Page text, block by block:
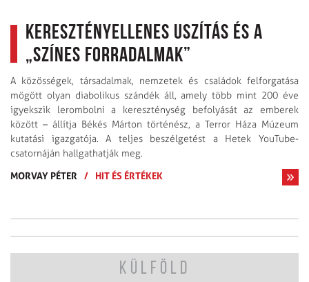
Keresztényellenes uszítás és a
„színes forradalmak”
A közösségek, társadalmak, nemzetek és családok felforgatása
mögött olyan diabolikus szándék áll, amely több mint 200 éve
igyekszik lerombolni a kereszténység befolyását az emberek
között – állítja Békés Márton történész, a Terror Háza Múzeum
kutatási igazgatója. A teljes beszélgetést a Hetek YouTube-
csatornáján hallgathatják meg.
MORVAY PÉTER
/ HIT ÉS ÉRTÉKEK
KÜLFÖLD